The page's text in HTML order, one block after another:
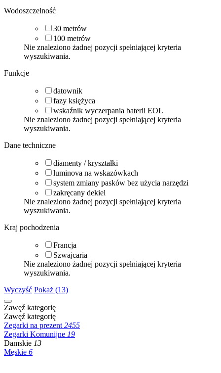
Wodoszczelność
30 metrów
100 metrów
Nie znaleziono żadnej pozycji spełniającej kryteria
wyszukiwania.
Funkcje
datownik
fazy księżyca
wskaźnik wyczerpania baterii EOL
Nie znaleziono żadnej pozycji spełniającej kryteria
wyszukiwania.
Dane techniczne
diamenty / kryształki
luminova na wskazówkach
system zmiany pasków bez użycia narzędzi
zakręcany dekiel
Nie znaleziono żadnej pozycji spełniającej kryteria
wyszukiwania.
Kraj pochodzenia
Francja
Szwajcaria
Nie znaleziono żadnej pozycji spełniającej kryteria
wyszukiwania.
Wyczyść Pokaż (13)
Zawęź kategorię
Zawęź kategorię
Zegarki na prezent 2455
Zegarki Komunijne 19
Damskie 13
Męskie 6